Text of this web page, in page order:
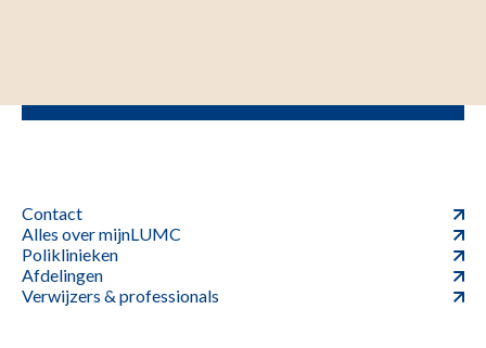
Contact
Alles over mijnLUMC
Poliklinieken
Afdelingen
Verwijzers & professionals